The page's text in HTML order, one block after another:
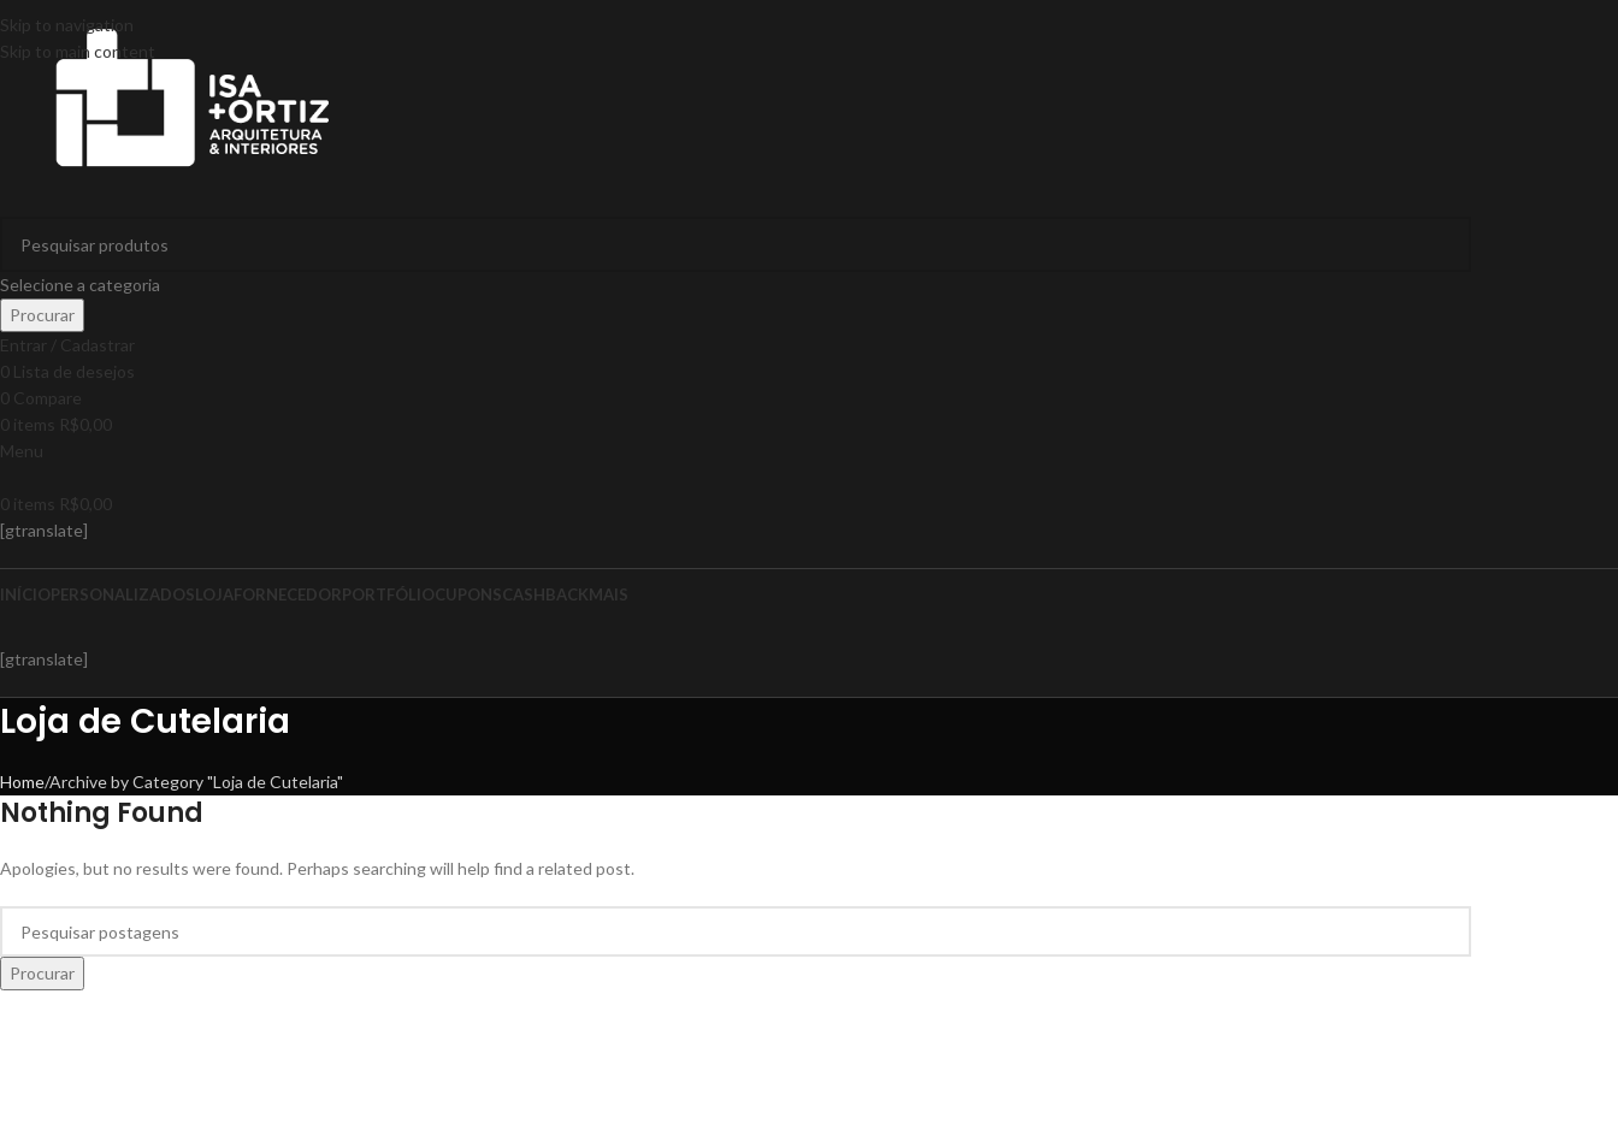
Skip to navigation
Skip to main content
Selecione a categoria
Procurar
Entrar / Cadastrar
0 Lista de desejos
0 Compare
0 items R$0,00
Menu
0 items R$0,00
[gtranslate]
INÍCIOPERSONALIZADOSLOJAFORNECEDORPORTFÓLIOCUPONSCASHBACKMAIS
[gtranslate]
Loja de Cutelaria
Home Archive by Category "Loja de Cutelaria"
Nothing Found
Apologies, but no results were found. Perhaps searching will help find a related post.
Procurar